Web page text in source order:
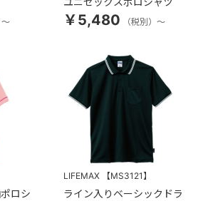
～ ￥5,480 （税別）～
ロシ
LIFEMAX 【MS3121】
ライン入りベーシックドラ